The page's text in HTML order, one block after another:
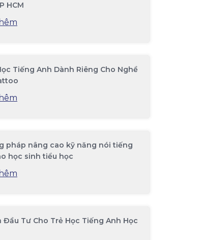
HCM
Tiếng Anh Dành Riêng Cho Nghề
pháp nâng cao kỹ năng nói tiếng
học sinh tiểu học
Đầu Tư Cho Trẻ Học Tiếng Anh Học